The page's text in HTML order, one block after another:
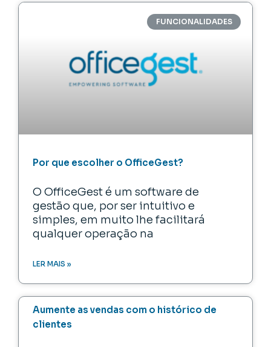
FUNCIONALIDADES
Por que escolher o OfficeGest?
O OfficeGest é um software de
gestão que, por ser intuitivo e
simples, em muito lhe facilitará
qualquer operação na
LER MAIS »
Aumente as vendas com o histórico de
clientes